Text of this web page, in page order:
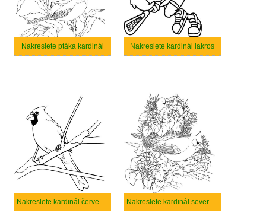
Nakreslete ptáka kardinál Nakreslete kardinál lakros
Nakreslete kardinál červenohnědého ptáka Nakreslete kardinál severního ptáka